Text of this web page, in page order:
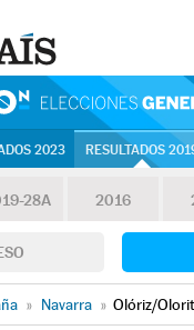
2023 RESULTADOS
28A 2016
» Navarra » Olóriz/